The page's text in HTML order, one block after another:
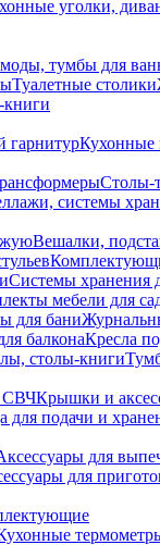
уголки,
тумбы для
Туалетные столики
гарнитурКухонные
Столы-
системы
Вешалки,
Системы хранения
мебели для
для бани
балконаКресла
столы-книги
СВЧКрышки и
для подачи и
для
для